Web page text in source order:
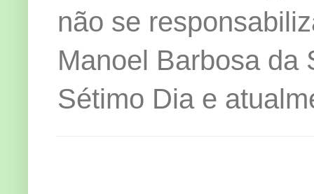
não se
Manoel Barbosa da
Sétimo Dia e